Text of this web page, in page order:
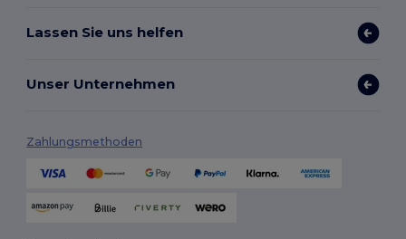
Lassen Sie uns helfen
Unser Unternehmen
Zahlungsmethoden